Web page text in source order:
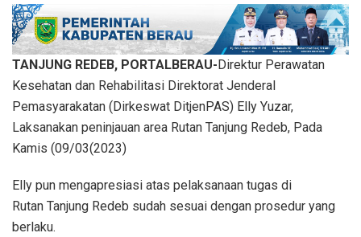
TANJUNG REDEB, PORTALBERAU-Direktur Perawatan
Kesehatan dan Rehabilitasi Direktorat Jenderal
Pemasyarakatan (Dirkeswat DitjenPAS) Elly Yuzar,
Laksanakan peninjauan area Rutan Tanjung Redeb, Pada
Kamis (09/03(2023)
Elly pun mengapresiasi atas pelaksanaan tugas di
Rutan Tanjung Redeb sudah sesuai dengan prosedur yang
berlaku.